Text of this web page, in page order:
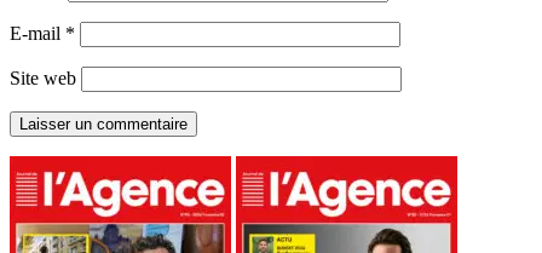
E-mail *
Site web